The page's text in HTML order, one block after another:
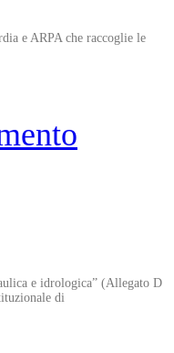
e ARPA che raccoglie le
e idrologica” (Allegato D
di